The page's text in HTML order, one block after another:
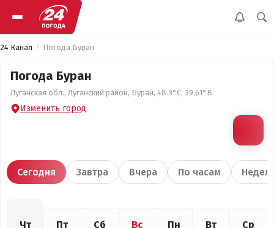
24 Канал Погода Буран
Погода Буран
Луганская обл., Луганский район, Буран, 48.3°С, 39.61°В
Изменить город
Сегодня Завтра Вчера По часам
Чт Пт Сб Вс Пн Вт Ср